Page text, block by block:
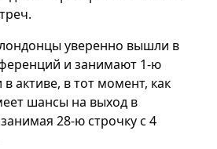
уверенно вышли в
и занимают 1-ю
активе, в тот момент, как
шансы на выход в
28-ю строчку с 4